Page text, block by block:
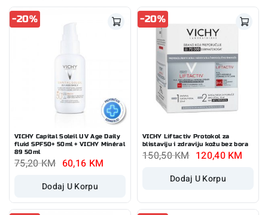
-20%
VICHY Capital Soleil UV Age Daily
fluid SPF50+ 50ml + VICHY Minéral
89 50ml
75,20KM 60,16 KM
Dodaj U Korpu
-20%
VICHY Liftactiv Protokol za
blistaviju i zdraviju kožu bez bora
150,50KM 120,40 KM
Dodaj U Korpu